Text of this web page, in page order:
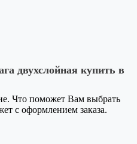
двухслойная купить в
Что поможет Вам выбрать
с оформлением заказа.